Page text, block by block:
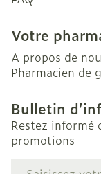
Votre
A propos de
Pharmacien de
Bulletin
Restez informé
promotions
Adresse mail